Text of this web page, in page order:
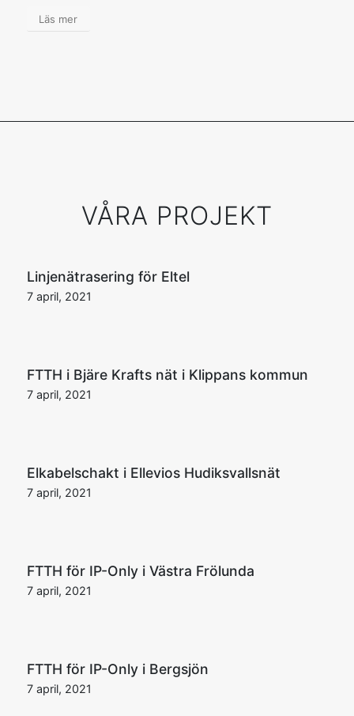
Läs mer
VÅRA PROJEKT
Linjenätrasering för Eltel
7 april, 2021
FTTH i Bjäre Krafts nät i Klippans kommun
7 april, 2021
Elkabelschakt i Ellevios Hudiksvallsnät
7 april, 2021
FTTH för IP-Only i Västra Frölunda
7 april, 2021
FTTH för IP-Only i Bergsjön
7 april, 2021